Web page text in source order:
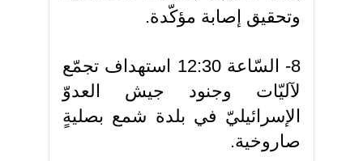
وتحقيق إصابة مؤكّدة.
8- السّاعة 12:30 استهداف تجمّع
لآليّات وجنود جيش العدوّ
الإسرائيليّ في بلدة شمع بصليةٍ
صاروخية.